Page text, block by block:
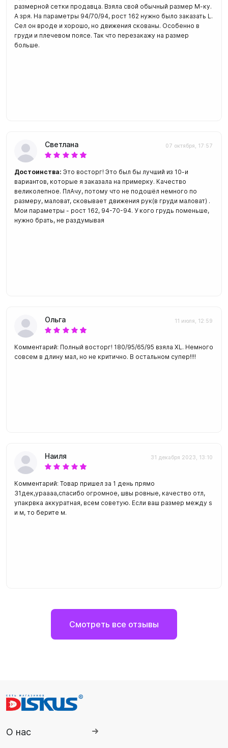
размерной сетки продавца. Взяла свой обычный размер М-ку.
А зря. На параметры 94/70/94, рост 162 нужно было заказать L.
Сел он вроде и хорошо, но движения скованы. Особенно в
груди и плечевом поясе. Так что перезакажу на размер
больше.
Светлана 07 октября, 17:57
Достоинства: Это восторг! Это был бы лучший из 10-и
вариантов, которые я заказала на примерку. Качество
великолепное. ПлАчу, потому что не подошёл немного по
размеру, маловат, сковывает движения рук(в груди маловат) .
Мои параметры - рост 162, 94-70-94. У кого грудь поменьше,
нужно брать, не раздумывая
Ольга 11 июля, 12:59
Комментарий: Полный восторг! 180/95/65/95 взяла XL. Немного
совсем в длину мал, но не критично. В остальном супер!!!!
Наиля 31 декабря 2023, 13:10
Комментарий: Товар пришел за 1 день прямо
31дек,ураааа,спасибо огромное, швы ровные, качество отл,
упакрвка аккуратная, всем советую. Если ваш размер между s
и м, то берите м.
Смотреть все отзывы
О нас